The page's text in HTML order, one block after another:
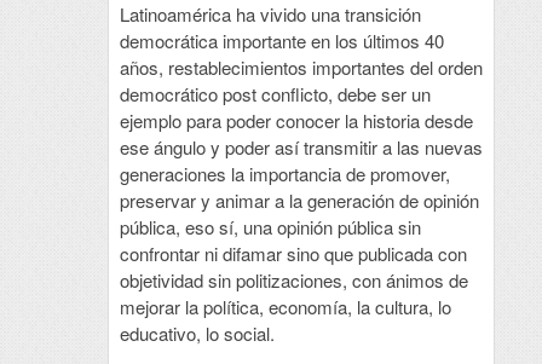
Latinoamérica ha vivido una transición
democrática importante en los últimos 40
años, restablecimientos importantes del orden
democrático post conflicto, debe ser un
ejemplo para poder conocer la historia desde
ese ángulo y poder así transmitir a las nuevas
generaciones la importancia de promover,
preservar y animar a la generación de opinión
pública, eso sí, una opinión pública sin
confrontar ni difamar sino que publicada con
objetividad sin politizaciones, con ánimos de
mejorar la política, economía, la cultura, lo
educativo, lo social.